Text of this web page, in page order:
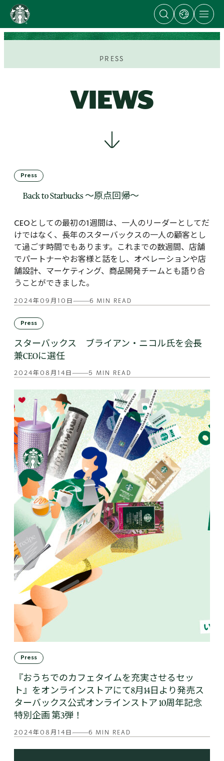
content
Go
to
ー
ズ
homepage
Open
search
dialog
Open
dialog
with
links
to
Open
site
navigation
PRESS
VIEWS
Press
Back to Starbucks ～原点回帰～
CEOとしての最初の1週間は、一人のリーダーとしてだ
けではなく、長年のスターバックスの一人の顧客とし
て過ごす時間でもあります。これまでの数週間、店舗
でパートナーやお客様と話をし、オペレーションや店
舗設計、マーケティング、商品開発チームとも語り合
うことができました。
2024年09月10日 6 MIN READ
Press
スターバックス ブライアン・ニコル氏を会長
兼CEOに選任
2024年08月14日 5 MIN READ
Press
『おうちでのカフェタイムを充実させるセッ
ト』をオンラインストアにて8月14日より発売ス
ターバックス公式オンラインストア 10周年記念
特別企画 第3弾！
2024年08月14日 6 MIN READ